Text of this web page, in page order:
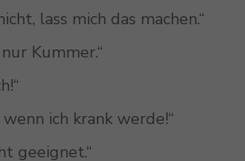
lass mich das machen.“
Kummer.“
ich krank werde!“
geeignet.“